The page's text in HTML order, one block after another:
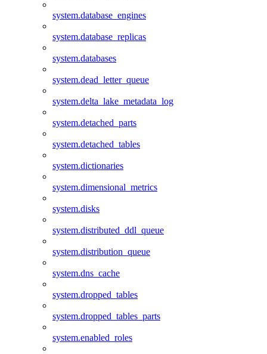
system.database_engines
system.database_replicas
system.databases
system.dead_letter_queue
system.delta_lake_metadata_log
system.detached_parts
system.detached_tables
system.dictionaries
system.dimensional_metrics
system.disks
system.distributed_ddl_queue
system.distribution_queue
system.dns_cache
system.dropped_tables
system.dropped_tables_parts
system.enabled_roles